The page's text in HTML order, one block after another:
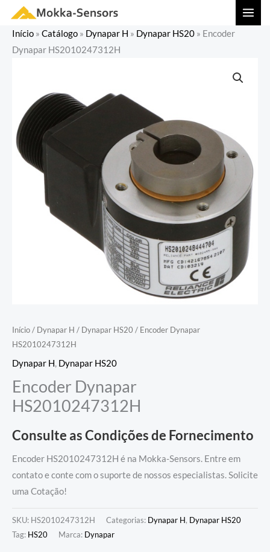
conteúdo
Início » Catálogo » Dynapar H » Dynapar HS20 » Encoder
Dynapar HS2010247312H
Início/ Dynapar H / Dynapar HS20 / Encoder Dynapar
HS2010247312H
Dynapar H, Dynapar HS20
Encoder Dynapar
HS2010247312H
Consulte as Condições de Fornecimento
Encoder HS2010247312H é na Mokka-Sensors. Entre em
contato e conte com o suporte de nossos especialistas. Solicite
uma Cotação!
SKU: HS2010247312H Categorias: Dynapar H, Dynapar HS20
Tag: HS20 Marca: Dynapar